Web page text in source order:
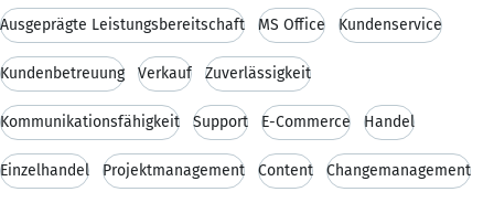
Ausgeprägte Leistungsbereitschaft MS Office Kundenservice
Kundenbetreuung Verkauf Zuverlässigkeit
Kommunikationsfähigkeit Support E-Commerce Handel
Einzelhandel Projektmanagement Content Changemanagement